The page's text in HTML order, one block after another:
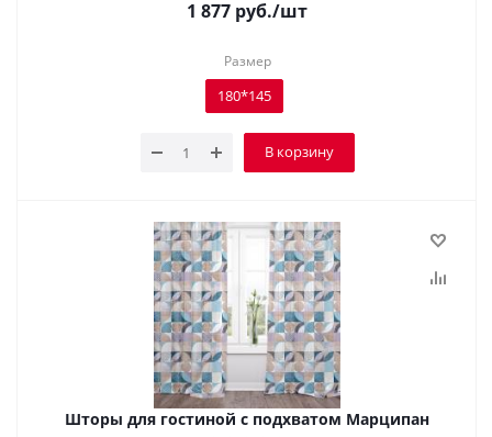
1 877 руб./шт
Размер
180*145
В корзину
Шторы для гостиной с подхватом Марципан